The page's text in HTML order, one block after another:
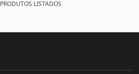
PRODUTOS LISTADOS